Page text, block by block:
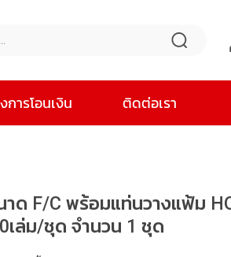
การโอนเงิน ติดต่อเรา
ด F/C พร้อมแท่นวางแฟ้ม
เล่ม/ชุด จำนวน 1 ชุด